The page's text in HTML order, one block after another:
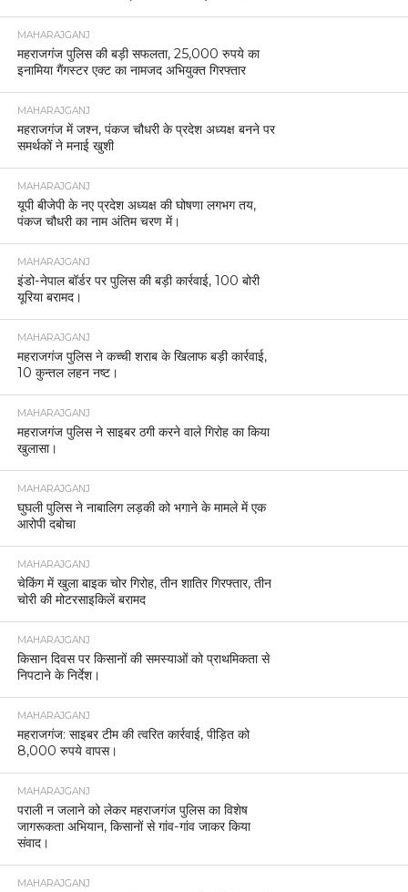
MAHARAJGANJ
महराजगंज पुलिस की बड़ी सफलता, 25,000 रुपये का
इनामिया गैंगस्टर एक्ट का नामजद अभियुक्त गिरफ्तार
MAHARAJGANJ
महराजगंज में जश्न, पंकज चौधरी के प्रदेश अध्यक्ष बनने पर
समर्थकों ने मनाई खुशी
MAHARAJGANJ
यूपी बीजेपी के नए प्रदेश अध्यक्ष की घोषणा लगभग तय,
पंकज चौधरी का नाम अंतिम चरण में।
MAHARAJGANJ
इंडो-नेपाल बॉर्डर पर पुलिस की बड़ी कार्रवाई, 100 बोरी
यूरिया बरामद।
MAHARAJGANJ
महराजगंज पुलिस ने कच्ची शराब के खिलाफ बड़ी कार्रवाई,
10 कुन्तल लहन नष्ट।
MAHARAJGANJ
महराजगंज पुलिस ने साइबर ठगी करने वाले गिरोह का किया
खुलासा।
MAHARAJGANJ
घुघली पुलिस ने नाबालिग लड़की को भगाने के मामले में एक
आरोपी दबोचा
MAHARAJGANJ
चेकिंग में खुला बाइक चोर गिरोह, तीन शातिर गिरफ्तार, तीन
चोरी की मोटरसाइकिलें बरामद
MAHARAJGANJ
किसान दिवस पर किसानों की समस्याओं को प्राथमिकता से
निपटाने के निर्देश।
MAHARAJGANJ
महराजगंज: साइबर टीम की त्वरित कार्रवाई, पीड़ित को
8,000 रुपये वापस।
MAHARAJGANJ
पराली न जलाने को लेकर महराजगंज पुलिस का विशेष
जागरूकता अभियान, किसानों से गांव-गांव जाकर किया
संवाद।
MAHARAJGANJ